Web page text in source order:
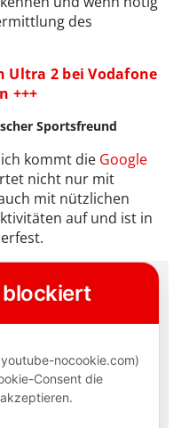
des
Ultra 2 bei Vodafone
+++
Sportsfreund
kommt die Google
nicht nur mit
mit nützlichen
auf und ist in